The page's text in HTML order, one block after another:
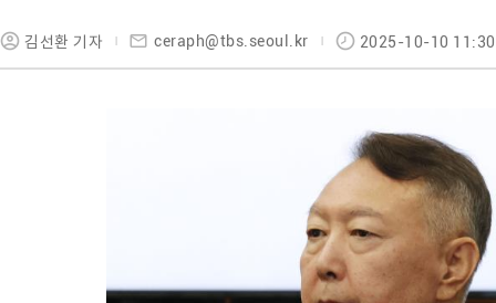
김선환 기자 ceraph@tbs.seoul.kr 2025-10-10 11:30